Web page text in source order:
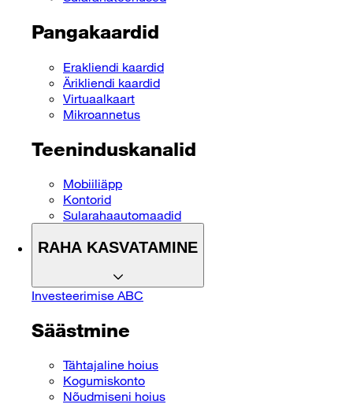
Pangakaardid
Erakliendi kaardid
Ärikliendi kaardid
Virtuaalkaart
Mikroannetus
Teeninduskanalid
Mobiiliäpp
Kontorid
Sularahaautomaadid
RAHA KASVATAMINE
Investeerimise ABC
Säästmine
Tähtajaline hoius
Kogumiskonto
Nõudmiseni hoius